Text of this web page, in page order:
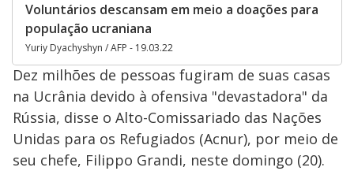
Voluntários descansam em meio a doações para
população ucraniana
Yuriy Dyachyshyn / AFP - 19.03.22
Dez milhões de pessoas fugiram de suas casas
na Ucrânia devido à ofensiva "devastadora" da
Rússia, disse o Alto-Comissariado das Nações
Unidas para os Refugiados (Acnur), por meio de
seu chefe, Filippo Grandi, neste domingo (20).